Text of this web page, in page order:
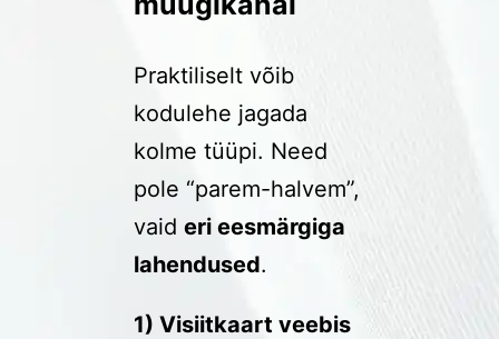
Praktiliselt võib
kodulehe jagada
kolme tüüpi. Need
pole “parem-halvem”,
vaid eri eesmärgiga
lahendused.
1) Visiitkaart veebis